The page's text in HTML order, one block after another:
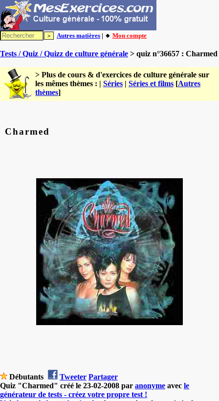
Autres matières | 🔸 Mon compte
Tests / Quiz / Quizz de culture générale > quiz n°36657 : Charmed
> Plus de cours & d'exercices de culture générale sur
les mêmes thèmes : | Séries | Séries et films [Autres
thèmes]
Charmed
Débutants Tweeter Partager
Quiz "Charmed" créé le 23-02-2008 par anonyme avec le
générateur de tests - créez votre propre test !